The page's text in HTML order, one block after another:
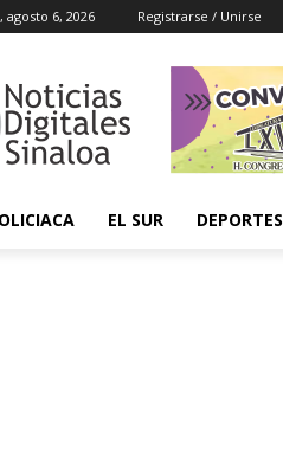
agosto 6, 2026 Registrarse / Unirse
EL SUR DEPORTES